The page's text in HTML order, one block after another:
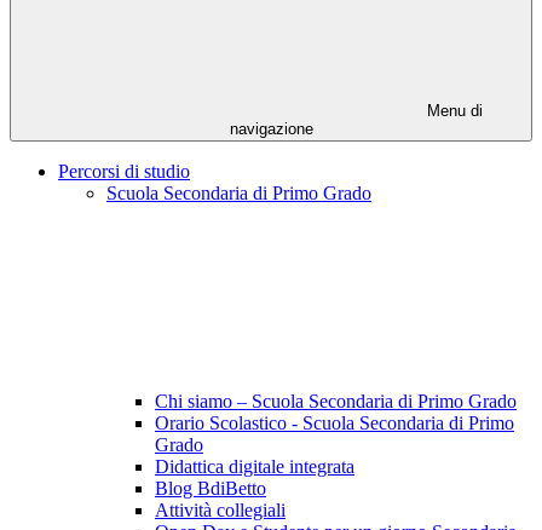
Menu di
navigazione
Percorsi di studio
Scuola Secondaria di Primo Grado
Chi siamo – Scuola Secondaria di Primo Grado
Orario Scolastico - Scuola Secondaria di Primo
Grado
Didattica digitale integrata
Blog BdiBetto
Attività collegiali